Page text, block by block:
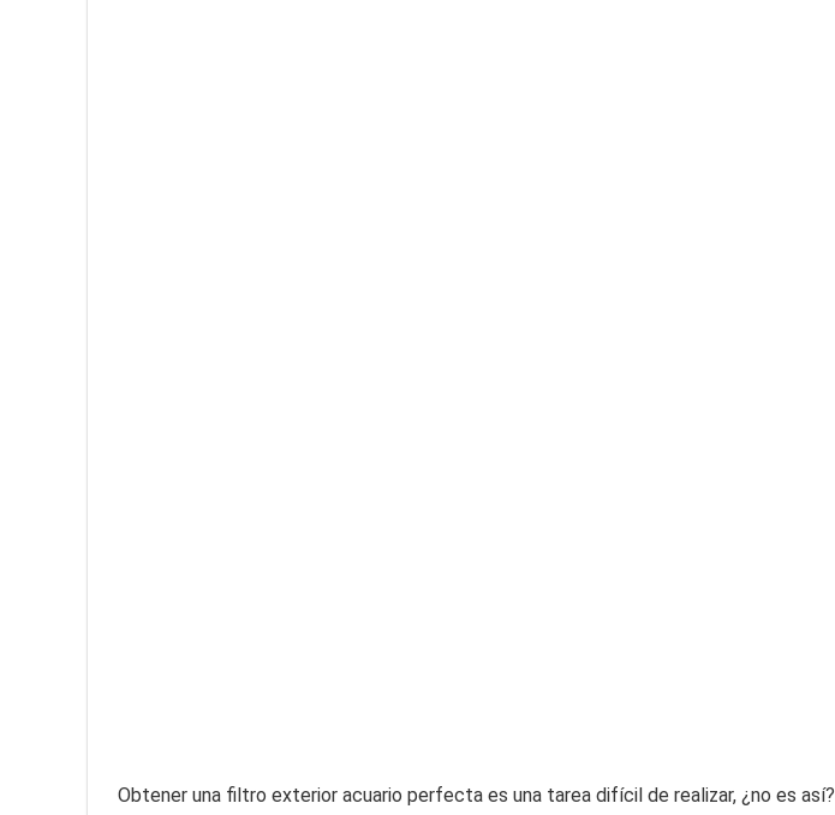
Obtener una filtro exterior acuario perfecta es una tarea difícil de realizar, ¿no es así?